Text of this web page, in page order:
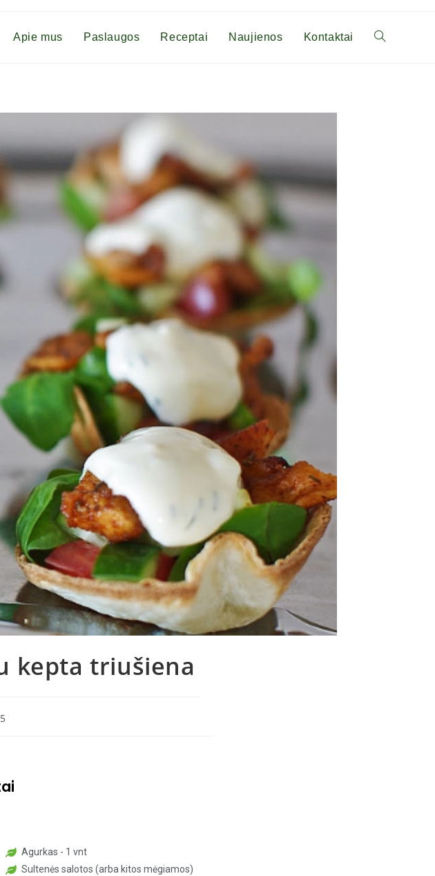
Apie mus Paslaugos Receptai Naujienos Kontaktai
kepta triušiena
Agurkas - 1 vnt
Sultenės salotos (arba kitos mėgiamos)